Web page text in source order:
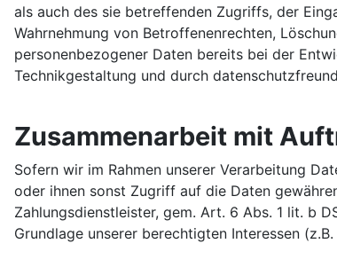
als auch des sie betreffenden Zugriffs, der
Wahrnehmung von Betroffenenrechten,
personenbezogener Daten bereits bei der
Technikgestaltung und durch
Zusammenarbeit mit
Sofern wir im Rahmen unserer Verarbeitung
oder ihnen sonst Zugriff auf die Daten
Zahlungsdienstleister, gem. Art. 6 Abs. 1 lit. b
Grundlage unserer berechtigten Interessen